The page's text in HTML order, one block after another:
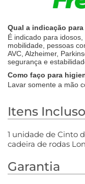
Qual a indicação
É indicado para
mobilidade, pessoas
AVC, Alzheimer,
segurança e
Como faço para
Lavar somente a mão
Itens
1 unidade de Cinto
cadeira de rodas
Garantia